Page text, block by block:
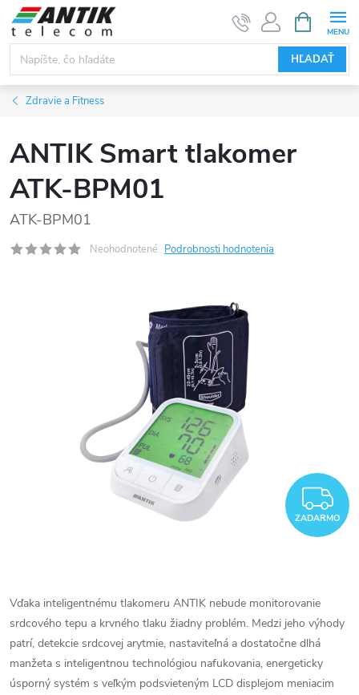
Prejsť
obsah
HĽADAŤ
KOŠÍK
Zdravie a Fitness
ANTIK Smart tlakomer
ATK-BPM01
ATK-BPM01
Neohodnotené Podrobnosti hodnotenia
ZADARMO
Vďaka inteligentnému tlakomeru ANTIK nebude monitorovanie
srdcového tepu a krvného tlaku žiadny problém. Medzi jeho výhody
patrí, detekcie srdcovej arytmie, nastaviteľná a dostatočne dlhá
manžeta s inteligentnou technológiou nafukovania, energeticky
úsporný systém s veľkým podsvieteným LCD displejom meniacim